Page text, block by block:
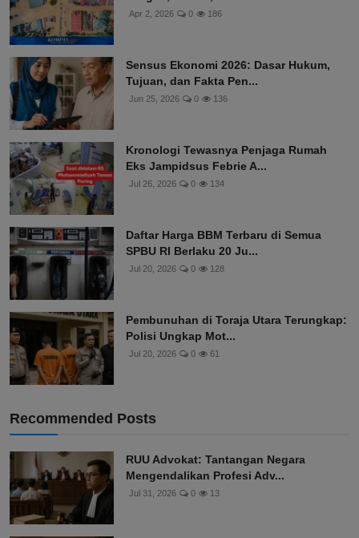
Apr 2, 2026 0 186
Sensus Ekonomi 2026: Dasar Hukum,
Tujuan, dan Fakta Pen...
Jun 25, 2026 0 136
Kronologi Tewasnya Penjaga Rumah
Eks Jampidsus Febrie A...
Jul 26, 2026 0 134
Daftar Harga BBM Terbaru di Semua
SPBU RI Berlaku 20 Ju...
Jul 20, 2026 0 128
Pembunuhan di Toraja Utara Terungkap:
Polisi Ungkap Mot...
Jul 20, 2026 0 61
Recommended Posts
RUU Advokat: Tantangan Negara
Mengendalikan Profesi Adv...
Jul 31, 2026 0 13